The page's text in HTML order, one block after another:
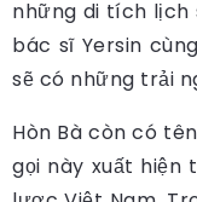
những di tích lịch
bác sĩ Yersin
sẽ có những trải
Hòn Bà còn có
gọi này xuất